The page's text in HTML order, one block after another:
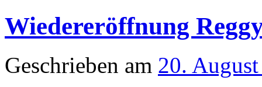
Wiedereröffnung
Geschrieben am 20.